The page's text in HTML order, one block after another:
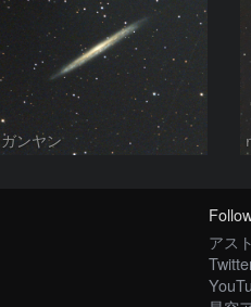
ガンヤン
アス